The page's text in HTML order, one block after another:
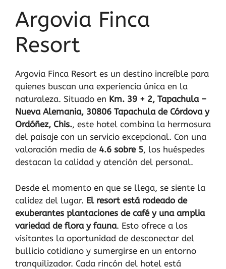
Argovia Finca
Resort
Argovia Finca Resort es un destino increíble para
quienes buscan una experiencia única en la
naturaleza. Situado en Km. 39 + 2, Tapachula –
Nueva Alemania, 30806 Tapachula de Córdova y
Ordóñez, Chis., este hotel combina la hermosura
del paisaje con un servicio excepcional. Con una
valoración media de 4.6 sobre 5, los huéspedes
destacan la calidad y atención del personal.
Desde el momento en que se llega, se siente la
calidez del lugar. El resort está rodeado de
exuberantes plantaciones de café y una amplia
variedad de flora y fauna. Esto ofrece a los
visitantes la oportunidad de desconectar del
bullicio cotidiano y sumergirse en un entorno
tranquilizador. Cada rincón del hotel está